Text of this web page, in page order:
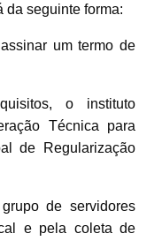
da seguinte forma:
um termo de
o instituto
Técnica para
de Regularização
de servidores
e pela coleta de